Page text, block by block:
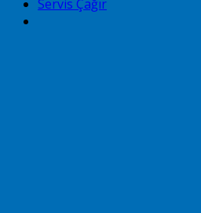
Servis Çağır